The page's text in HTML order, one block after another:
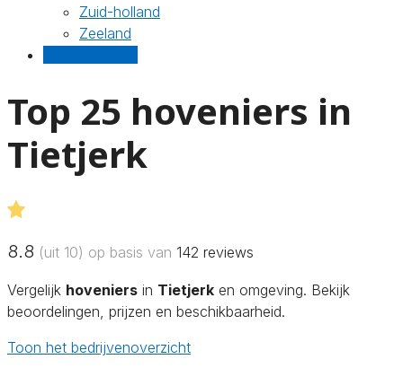
Zuid-holland
Zeeland
Top 25 hoveniers in
Tietjerk
8.8 (uit 10) op basis van 142 reviews
Vergelijk hoveniers in Tietjerk en omgeving. Bekijk
beoordelingen, prijzen en beschikbaarheid.
Toon het bedrijvenoverzicht